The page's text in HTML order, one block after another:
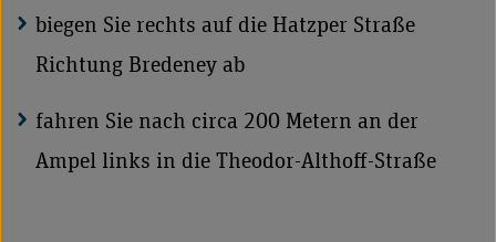
biegen Sie rechts auf die Hatzper Straße
Richtung Bredeney ab
fahren Sie nach circa 200 Metern an der
Ampel links in die Theodor-Althoff-Straße